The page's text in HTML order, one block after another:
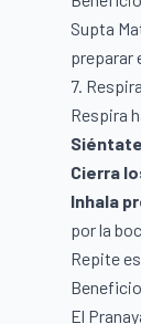
Supta
preparar
7.
Respira
Cierra
Inhala
por la
Repite
El